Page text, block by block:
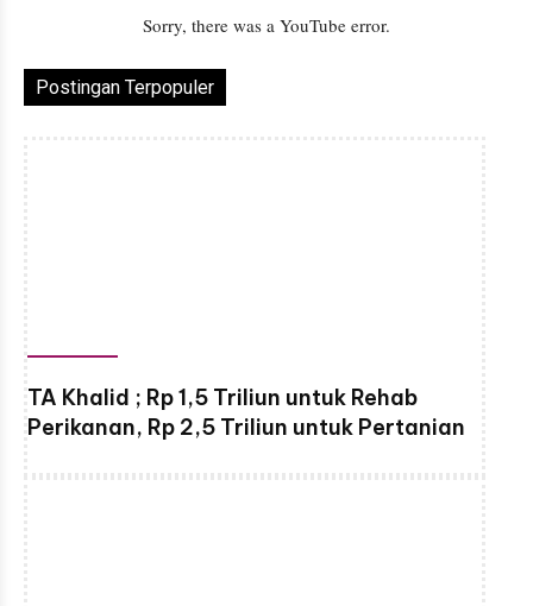
Sorry, there was a YouTube error.
Postingan Terpopuler
TA Khalid ; Rp 1,5 Triliun untuk Rehab
Perikanan, Rp 2,5 Triliun untuk Pertanian